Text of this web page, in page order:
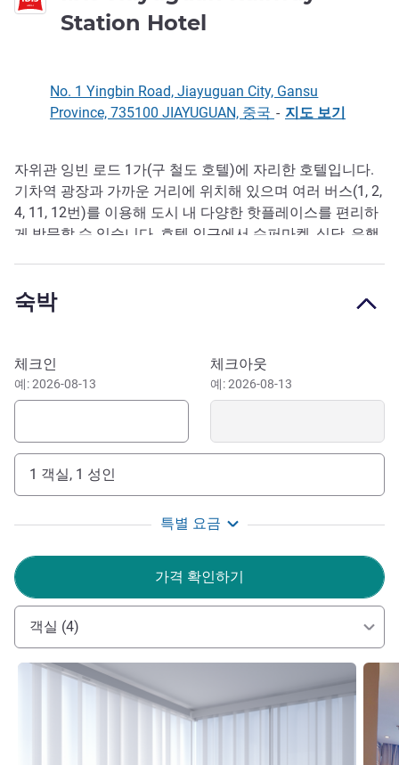
Station Hotel
No. 1 Yingbin Road, Jiayuguan City, Gansu
Province, 735100 JIAYUGUAN, 중국 - 지도 보기
호텔설명
자위관 잉빈 로드 1가(구 철도 호텔)에 자리한 호텔입니다.
기차역 광장과 가까운 거리에 위치해 있으며 여러 버스(1, 2,
4, 11, 12번)를 이용해 도시 내 다양한 핫플레이스를 편리하
게 방문할 수 있습니다. 호텔 인근에서 슈퍼마켓, 식당, 은행,
숙박
이 호텔 예약하기
체크인
예: 2026-08-13
체크아웃
예: 2026-08-13
1 객실, 1 성인
특별 요금
가격 확인하기
객실 (4)
세부 정보 보기 세부